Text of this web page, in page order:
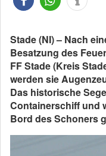
Stade (NI) – Nach
Besatzung des
FF Stade (Kreis
werden sie
Das historische
Containerschiff und
Bord des Schoners